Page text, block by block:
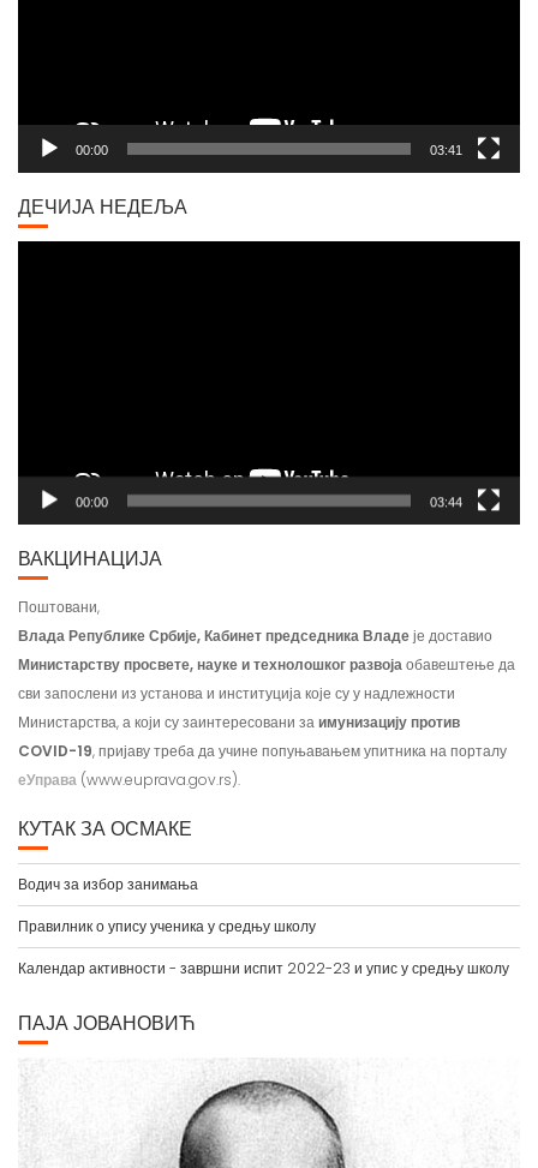
00:00 03:41
ДЕЧИЈА НЕДЕЉА
00:00 03:44
ВАКЦИНАЦИЈА
Поштовани,
Влада Републике Србије, Кабинет председника Владеје доставио
Министарству просвете, науке и технолошког развојаобавештење да
сви запослени из установа и институција које су у надлежности
Министарства, а који су заинтересовани заимунизацију против
COVID-19, пријаву треба да учине попуњавањем упитника на порталу
еУправа (www.euprava.gov.rs).
КУТАК ЗА ОСМАКЕ
Водич за избор занимања
Правилник о упису ученика у средњу школу
Календар активности - завршни испит 2022-23 и упис у средњу школу
ПАЈА ЈОВАНОВИЋ